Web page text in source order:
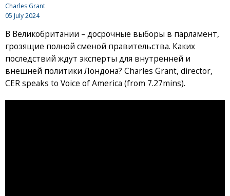
Charles Grant
05 July 2024
В Великобритании – досрочные выборы в парламент,
грозящие полной сменой правительства. Каких
последствий ждут эксперты для внутренней и
внешней политики Лондона? Charles Grant, director,
CER speaks to Voice of America (from 7.27mins).